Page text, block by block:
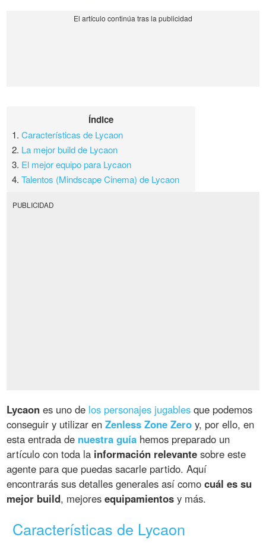
Índice
1.Características de Lycaon
2. La mejor build de Lycaon
3. El mejor equipo para Lycaon
4.Talentos (Mindscape Cinema) de Lycaon
PUBLICIDAD
Lycaon es uno de los personajes jugables que podemos
conseguir y utilizar enZenless Zone Zero y, por ello, en
esta entrada de nuestra guía hemos preparado un
artículo con toda la información relevante sobre este
agente para que puedas sacarle partido. Aquí
encontrarás sus detalles generales así comocuál es su
mejor build, mejoresequipamientos y más.
Características de Lycaon